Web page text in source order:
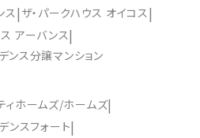
ス ザ・パークハウス オイコス
アーバンス
ンス分譲マンション
ィホームズ/ホームズ
ンスフォート